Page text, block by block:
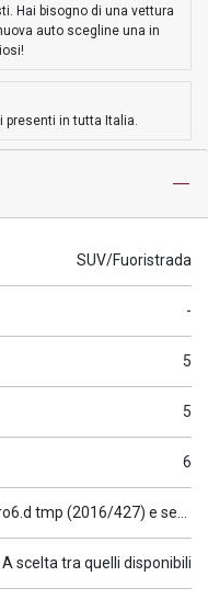
Hai bisogno di una vettura
auto scegline una in
presenti in tutta Italia.
SUV/Fuoristrada
-
5
5
6
A scelta tra quelli disponibili